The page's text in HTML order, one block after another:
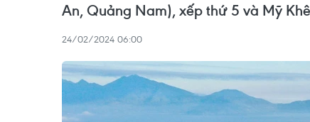
An, Quảng Nam), xếp thứ 5 và Mỹ
24/02/2024 06:00